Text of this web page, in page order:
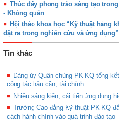
Thúc đẩy phong trào sáng tạo
- Không quân
Hội thảo khoa học “Kỹ thuật hàng
đặt ra trong nghiên cứu và ứng dụng”
Tin khác
Đảng ủy Quân chủng PK-KQ tổng
công tác hậu cần, tài chính
Nhiều sáng kiến, cải tiến ứng dụng
Trường Cao đẳng Kỹ thuật PK-KQ
cách hành chính vào quá trình đào tạo